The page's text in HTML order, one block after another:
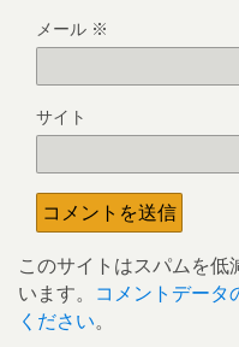
メール ※
サイト
このサイトはスパムを
います。 コメントデータ
ください。